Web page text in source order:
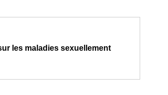
les maladies sexuellement